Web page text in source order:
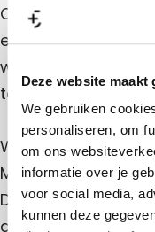
Deze website
We gebruiken
personaliseren, om
om ons
informatie over je
voor social media,
kunnen deze
Op zoek naar de
een teken van
wachten. Of
talent voor
Wat zie je daar
Maar ja, die eerste
Dingen die je liever
die toch wat